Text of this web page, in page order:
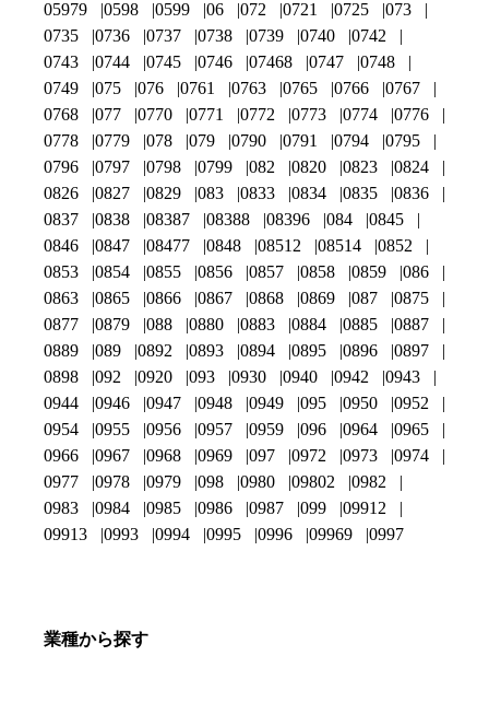
05979
0598 0599 06 072 0721 0725
073
0735
0736 0737 0738 0739 0740
0742
0743
0744 0745 0746 07468 0747
0748
0749
075 076 0761 0763 0765 0766
0767
0768
077 0770 0771 0772 0773 0774
0776
0778
0779 078 079 0790 0791 0794
0795
0796
0797 0798 0799 082 0820 0823
0824
0826
0827 0829 083 0833 0834 0835
0836
0837
0838 08387 08388 08396 084
0845
0846
0847 08477 0848 08512 08514
0852
0853
0854 0855 0856 0857 0858 0859
086
0863
0865 0866 0867 0868 0869 087
0875
0877
0879 088 0880 0883 0884 0885
0887
0889
089 0892 0893 0894 0895 0896
0897
0898
092 0920 093 0930 0940 0942
0943
0944
0946 0947 0948 0949 095 0950
0952
0954
0955 0956 0957 0959 096 0964
0965
0966
0967 0968 0969 097 0972 0973
0974
0977
0978 0979 098 0980 09802
0982
0983
0984 0985 0986 0987 099
09912
09913
0993 0994 0995 0996 09969 0997
業種から探す